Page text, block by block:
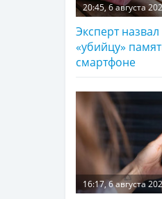
20:45, 6 августа
Эксперт
«убийцу»
смартфоне
16:17, 6 августа